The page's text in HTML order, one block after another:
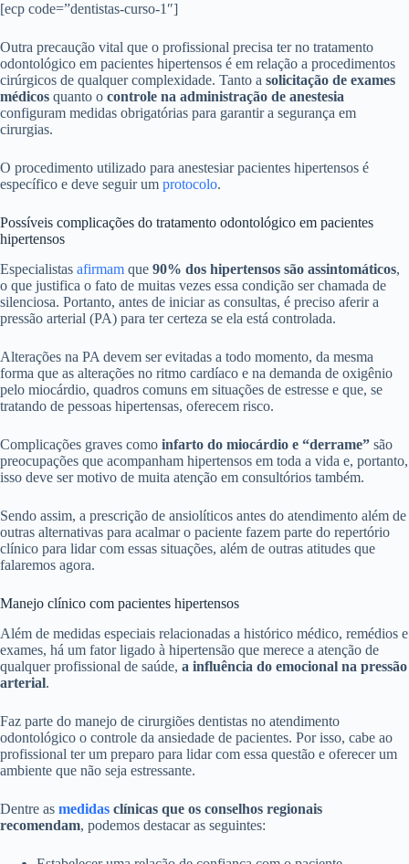
[ecp code=”dentistas-curso-1″]
Outra precaução vital que o profissional precisa ter no tratamento
odontológico em pacientes hipertensos é em relação a procedimentos
cirúrgicos de qualquer complexidade. Tanto a solicitação de exames
médicos quanto o controle na administração de anestesia
configuram medidas obrigatórias para garantir a segurança em
cirurgias.
O procedimento utilizado para anestesiar pacientes hipertensos é
específico e deve seguir um protocolo.
Possíveis complicações do tratamento odontológico em pacientes
hipertensos
Especialistas afirmam que 90% dos hipertensos são assintomáticos,
o que justifica o fato de muitas vezes essa condição ser chamada de
silenciosa. Portanto, antes de iniciar as consultas, é preciso aferir a
pressão arterial (PA) para ter certeza se ela está controlada.
Alterações na PA devem ser evitadas a todo momento, da mesma
forma que as alterações no ritmo cardíaco e na demanda de oxigênio
pelo miocárdio, quadros comuns em situações de estresse e que, se
tratando de pessoas hipertensas, oferecem risco.
Complicações graves como infarto do miocárdio e “derrame” são
preocupações que acompanham hipertensos em toda a vida e, portanto,
isso deve ser motivo de muita atenção em consultórios também.
Sendo assim, a prescrição de ansiolíticos antes do atendimento além de
outras alternativas para acalmar o paciente fazem parte do repertório
clínico para lidar com essas situações, além de outras atitudes que
falaremos agora.
Manejo clínico com pacientes hipertensos
Além de medidas especiais relacionadas a histórico médico, remédios e
exames, há um fator ligado à hipertensão que merece a atenção de
qualquer profissional de saúde, a influência do emocional na pressão
arterial.
Faz parte do manejo de cirurgiões dentistas no atendimento
odontológico o controle da ansiedade de pacientes. Por isso, cabe ao
profissional ter um preparo para lidar com essa questão e oferecer um
ambiente que não seja estressante.
Dentre as medidas clínicas que os conselhos regionais
recomendam, podemos destacar as seguintes: